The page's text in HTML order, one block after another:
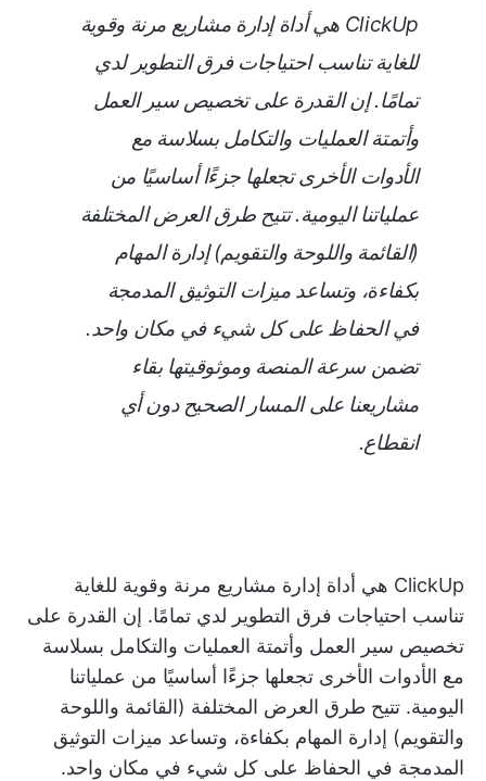
ClickUp هي أداة إدارة مشاريع مرنة وقوية
للغاية تناسب احتياجات فرق التطوير لدي
تمامًا. إن القدرة على تخصيص سير العمل
وأتمتة العمليات والتكامل بسلاسة مع
الأدوات الأخرى تجعلها جزءًا أساسيًا من
عملياتنا اليومية. تتيح طرق العرض المختلفة
(القائمة واللوحة والتقويم) إدارة المهام
بكفاءة، وتساعد ميزات التوثيق المدمجة
في الحفاظ على كل شيء في مكان واحد.
تضمن سرعة المنصة وموثوقيتها بقاء
مشاريعنا على المسار الصحيح دون أي
انقطاع.
ClickUp هي أداة إدارة مشاريع مرنة وقوية للغاية
تناسب احتياجات فرق التطوير لدي تمامًا. إن القدرة على
تخصيص سير العمل وأتمتة العمليات والتكامل بسلاسة
مع الأدوات الأخرى تجعلها جزءًا أساسيًا من عملياتنا
اليومية. تتيح طرق العرض المختلفة (القائمة واللوحة
والتقويم) إدارة المهام بكفاءة، وتساعد ميزات التوثيق
المدمجة في الحفاظ على كل شيء في مكان واحد.